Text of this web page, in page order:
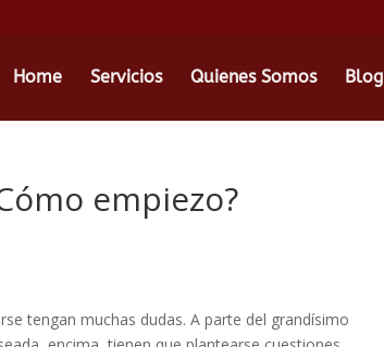
Home Servicios Quienes Somos Blog
empiezo?
tengan muchas dudas. A parte del grandísimo